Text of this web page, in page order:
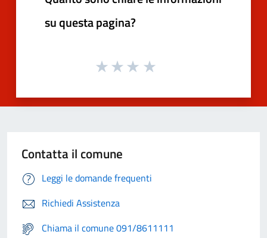
su questa pagina?
Contatta il comune
Leggi le domande frequenti
Richiedi Assistenza
Chiama il comune 091/8611111